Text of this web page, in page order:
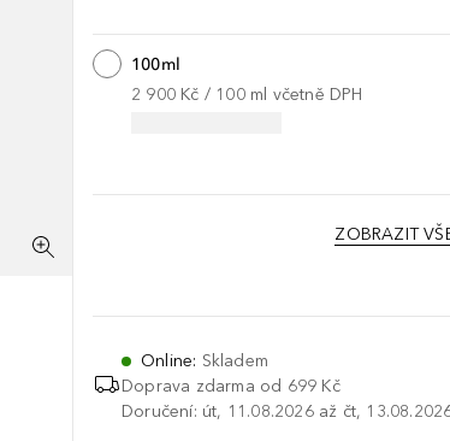
100ml
2 900 Kč / 100 ml včetně DPH
ZOBRAZIT
Online: Skladem
Doprava zdarma od 699 Kč
Doručení: út, 11.08.2026 až čt,